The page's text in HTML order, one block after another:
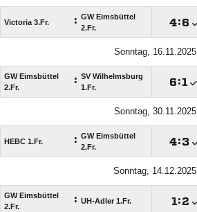
Victoria 3.Fr. : GW Eimsbüttel
2.Fr.
:
Sonntag, 16.11.2025
GW Eimsbüttel
2.Fr.
: SV Wilhelmsburg
1.Fr.
:
Sonntag, 30.11.2025
HEBC 1.Fr. : GW Eimsbüttel
2.Fr.
:
Sonntag, 14.12.2025
GW Eimsbüttel
2.Fr.
: UH-Adler 1.Fr. :